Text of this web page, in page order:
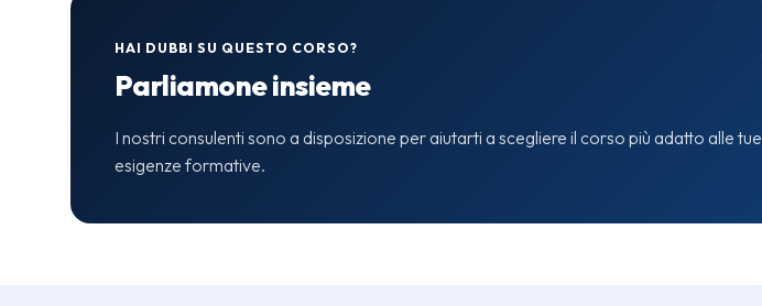
HAI DUBBI SU QUESTO CORSO?
Parliamone insieme
I nostri consulenti sono a disposizione per aiutarti a scegliere il corso più adatto alle tue
esigenze formative.